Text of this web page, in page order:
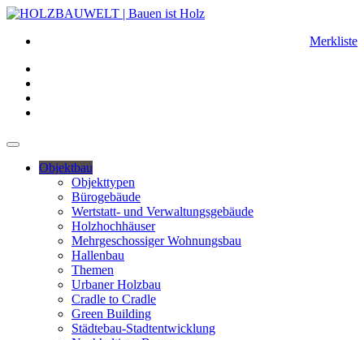
Merkliste
Objektbau
Objekttypen
Bürogebäude
Wertstatt- und Verwaltungsgebäude
Holzhochhäuser
Mehrgeschossiger Wohnungsbau
Hallenbau
Themen
Urbaner Holzbau
Cradle to Cradle
Green Building
Städtebau-Stadtentwicklung